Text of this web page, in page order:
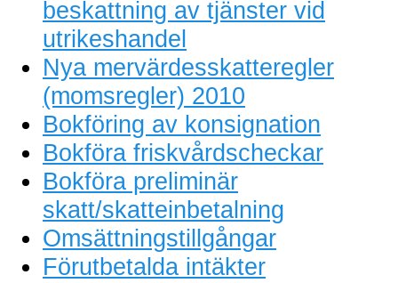
beskattning av tjänster vid
utrikeshandel
Nya mervärdesskatteregler
(momsregler) 2010
Bokföring av konsignation
Bokföra friskvårdscheckar
Bokföra preliminär
skatt/skatteinbetalning
Omsättningstillgångar
Förutbetalda intäkter